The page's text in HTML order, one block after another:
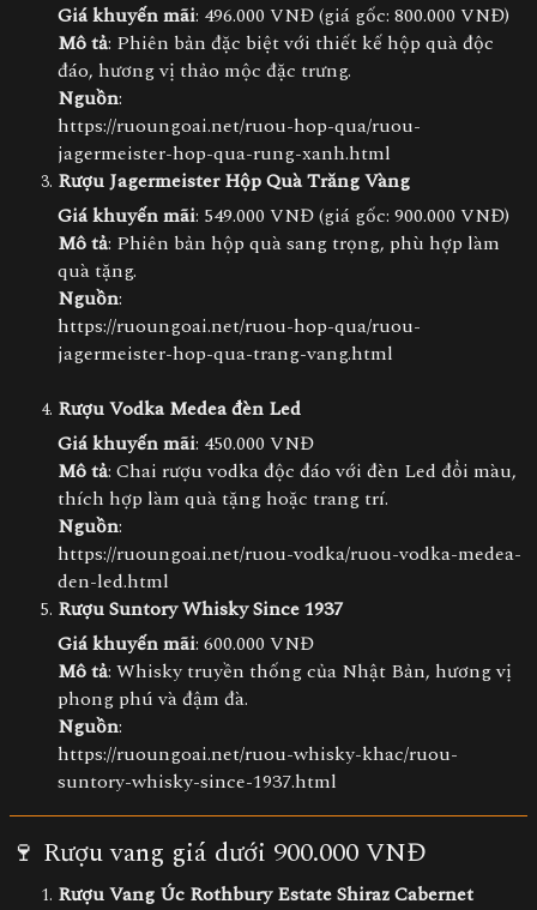
Giá khuyến mãi: 496.000 VNĐ (giá gốc: 800.000 VNĐ)
Mô tả: Phiên bản đặc biệt với thiết kế hộp quà độc
đáo, hương vị thảo mộc đặc trưng.
Nguồn:
https://ruoungoai.net/ruou-hop-qua/ruou-
jagermeister-hop-qua-rung-xanh.html
Rượu Jagermeister Hộp Quà Trăng Vàng
Giá khuyến mãi: 549.000 VNĐ (giá gốc: 900.000 VNĐ)
Mô tả: Phiên bản hộp quà sang trọng, phù hợp làm
quà tặng.
Nguồn:
https://ruoungoai.net/ruou-hop-qua/ruou-
jagermeister-hop-qua-trang-vang.html
Rượu Vodka Medea đèn Led
Giá khuyến mãi: 450.000 VNĐ
Mô tả: Chai rượu vodka độc đáo với đèn Led đổi màu,
thích hợp làm quà tặng hoặc trang trí.
Nguồn:
https://ruoungoai.net/ruou-vodka/ruou-vodka-medea-
den-led.html
Rượu Suntory Whisky Since 1937
Giá khuyến mãi: 600.000 VNĐ
Mô tả: Whisky truyền thống của Nhật Bản, hương vị
phong phú và đậm đà.
Nguồn:
https://ruoungoai.net/ruou-whisky-khac/ruou-
suntory-whisky-since-1937.html
🍷 Rượu vang giá dưới 900.000 VNĐ
Rượu Vang Úc Rothbury Estate Shiraz Cabernet